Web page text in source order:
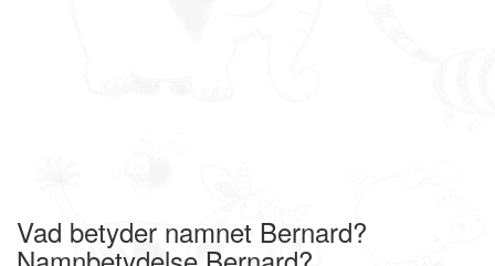
Vad betyder namnet Bernard?